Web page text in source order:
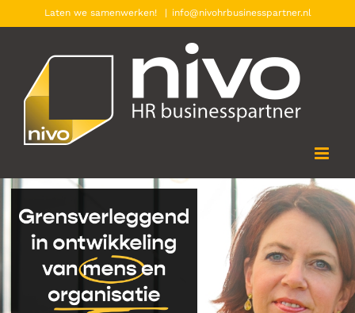
Laten we samenwerken! | info@nivohrbusinesspartner.nl